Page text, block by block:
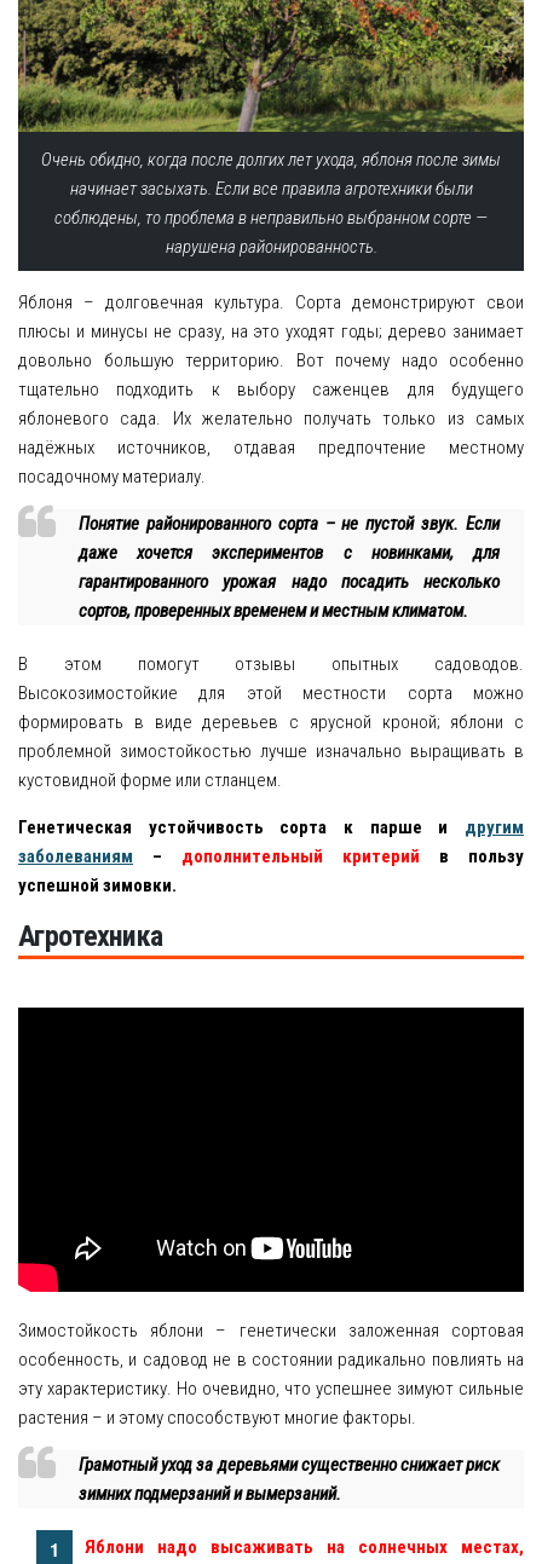
Очень обидно, когда после долгих лет ухода, яблоня после зимы
начинает засыхать. Если все правила агротехники были
соблюдены, то проблема в неправильно выбранном сорте —
нарушена районированность.
Яблоня – долговечная культура. Сорта демонстрируют свои
плюсы и минусы не сразу, на это уходят годы; дерево занимает
довольно большую территорию. Вот почему надо особенно
тщательно подходить к выбору саженцев для будущего
яблоневого сада. Их желательно получать только из самых
надёжных источников, отдавая предпочтение местному
посадочному материалу.
Понятие районированного сорта – не пустой звук. Если
даже хочется экспериментов с новинками, для
гарантированного урожая надо посадить несколько
сортов, проверенных временем и местным климатом.
В этом помогут отзывы опытных садоводов.
Высокозимостойкие для этой местности сорта можно
формировать в виде деревьев с ярусной кроной; яблони с
проблемной зимостойкостью лучше изначально выращивать в
кустовидной форме или стланцем.
Генетическая устойчивость сорта к парше и другим
заболеваниям – дополнительный критерий в пользу
успешной зимовки.
Агротехника
Зимостойкость яблони – генетически заложенная сортовая
особенность, и садовод не в состоянии радикально повлиять на
эту характеристику. Но очевидно, что успешнее зимуют сильные
растения – и этому способствуют многие факторы.
Грамотный уход за деревьями существенно снижает риск
зимних подмерзаний и вымерзаний.
Яблони надо высаживать на солнечных местах,